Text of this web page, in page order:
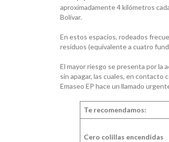
aproximadamente 4 kilómetros
Bolívar.
En estos espacios, rodeados
residuos (equivalente a cuatro
El mayor riesgo se presenta por la
sin apagar, las cuales, en contacto
Emaseo EP hace un llamado
Te recomendamos:
Cero colillas encendidas